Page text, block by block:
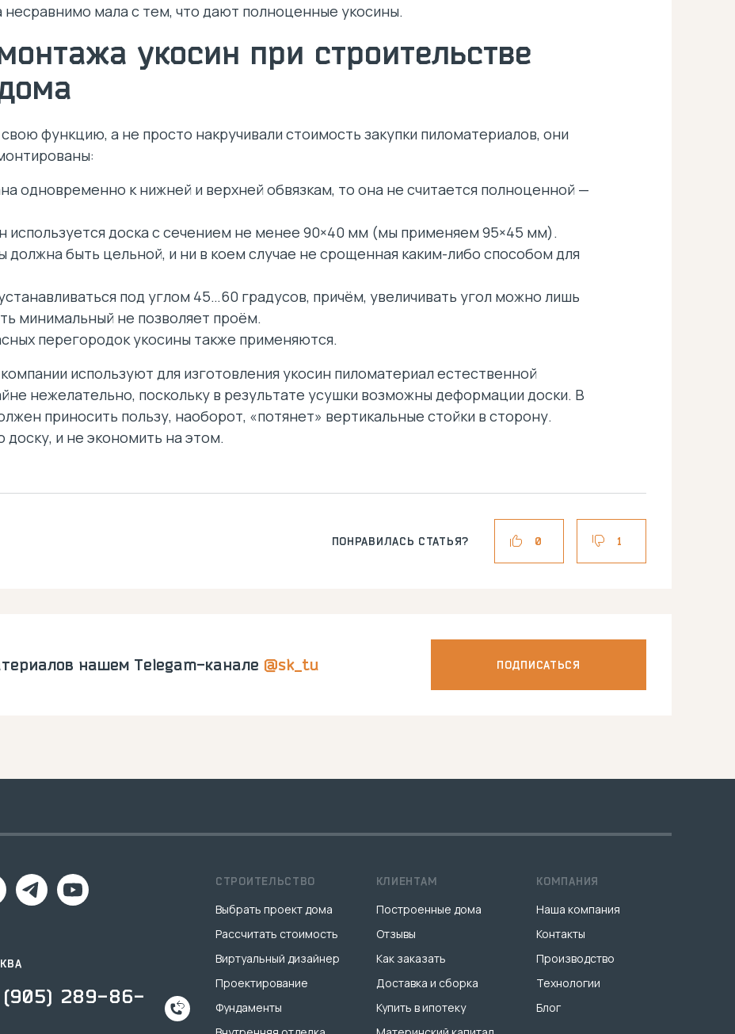
несравнимо мала с тем, что дают полноценные укосины.
укосин при строительстве
функцию, а не просто накручивали стоимость закупки пиломатериалов, они
одновременно к нижней и верхней обвязкам, то она не считается полноценной —
используется доска с сечением не менее 90×40 мм (мы применяем 95×45 мм).
должна быть цельной, и ни в коем случае не срощенная каким-либо способом для
под углом 45…60 градусов, причём, увеличивать угол можно лишь
минимальный не позволяет проём.
перегородок укосины также применяются.
используют для изготовления укосин пиломатериал естественной
нежелательно, поскольку в результате усушки возможны деформации доски. В
приносить пользу, наоборот, «потянет» вертикальные стойки в сторону.
и не экономить на этом.
ПОНРАВИЛАСЬ СТАТЬЯ? 0 1
нашем Telegam-канале @sk_tu ПОДПИСАТЬСЯ
(905) 289-86-
СТРОИТЕЛЬСТВО
Выбрать проект дома
Рассчитать стоимость
Виртуальный дизайнер
Проектирование
Фундаменты
КЛИЕНТАМ
Построенные дома
Отзывы
Как заказать
Доставка и сборка
Купить в ипотеку
КОМПАНИЯ
Наша компания
Контакты
Производство
Технологии
Блог